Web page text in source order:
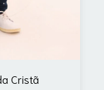
Cristã